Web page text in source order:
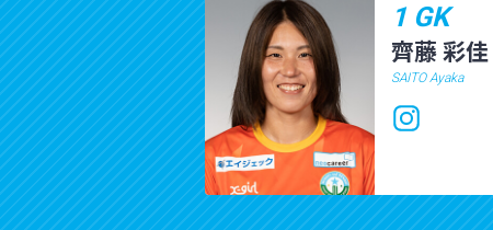
1 GK
齊藤 彩佳
SAITO Ayaka